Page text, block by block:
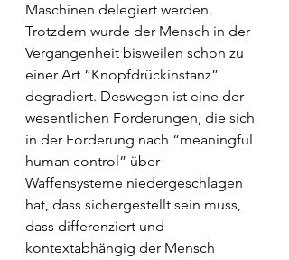
Maschinen delegiert werden.
Trotzdem wurde der Mensch in der
Vergangenheit bisweilen schon zu
einer Art “Knopfdrückinstanz”
degradiert. Deswegen ist eine der
wesentlichen Forderungen, die sich
in der Forderung nach “meaningful
human control” über
Waffensysteme niedergeschlagen
hat, dass sichergestellt sein muss,
dass differenziert und
kontextabhängig der Mensch